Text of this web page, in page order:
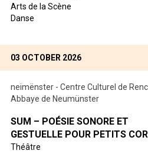
Arts de la Scène
Danse
03 OCTOBER 2026
neimënster - Centre Culturel de
Abbaye de Neumünster
SUM – POÉSIE SONORE ET
GESTUELLE POUR PETITS
Théâtre